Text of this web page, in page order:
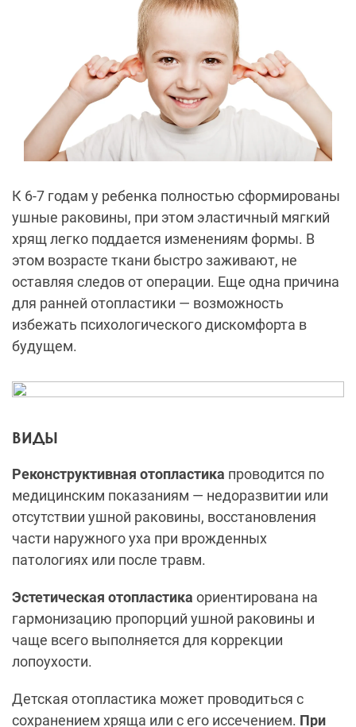
К 6-7 годам у ребенка полностью сформированы
ушные раковины, при этом эластичный мягкий
хрящ легко поддается изменениям формы. В
этом возрасте ткани быстро заживают, не
оставляя следов от операции. Еще одна причина
для ранней отопластики — возможность
избежать психологического дискомфорта в
будущем.
ВИДЫ
Реконструктивная отопластика проводится по
медицинским показаниям — недоразвитии или
отсутствии ушной раковины, восстановления
части наружного уха при врожденных
патологиях или после травм.
Эстетическая отопластика ориентирована на
гармонизацию пропорций ушной раковины и
чаще всего выполняется для коррекции
лопоухости.
Детская отопластика может проводиться с
сохранением хряща или с его иссечением. При